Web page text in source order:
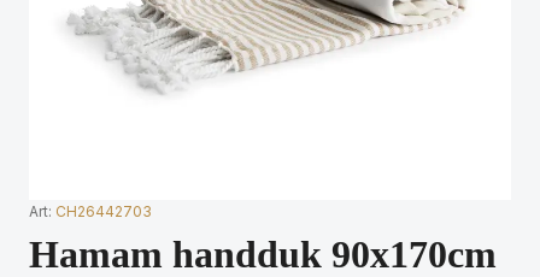
Art: CH26442703
Hamam handduk 90x170cm